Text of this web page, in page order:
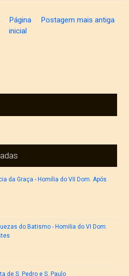
Postagem mais antiga
Página
inicial
da Graça - Homilia do VII Dom. Após
do Batismo - Homilia do VI Dom.
de S. Pedro e S. Paulo